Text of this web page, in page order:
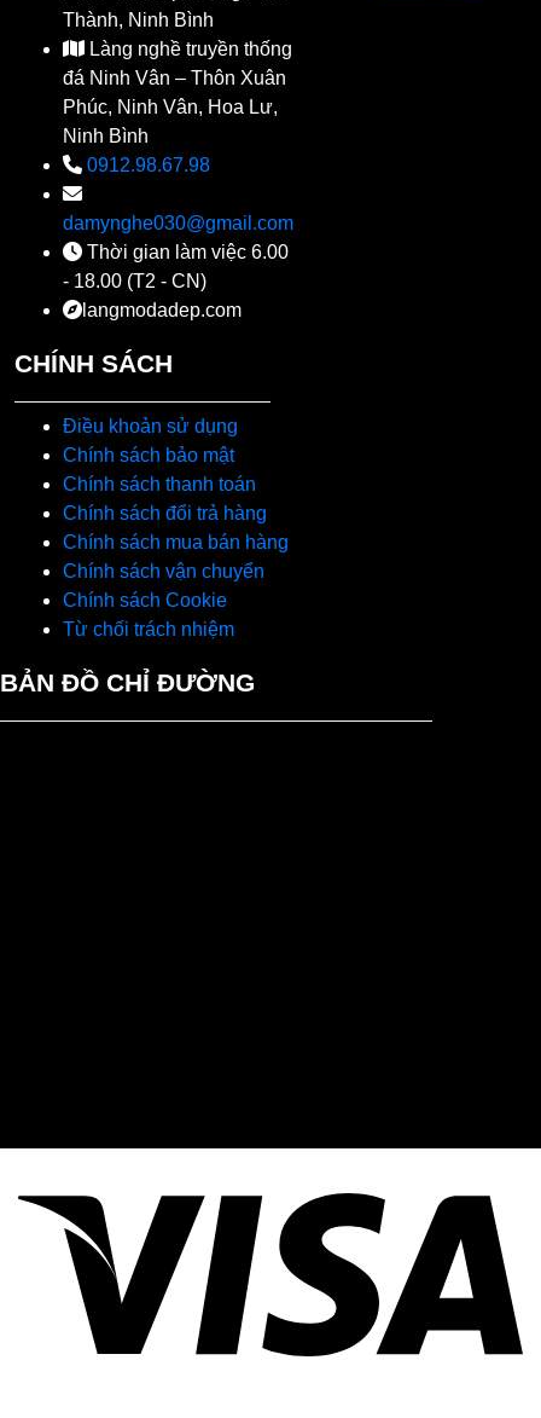
Thành, Ninh Bình
Làng nghề truyền thống
đá Ninh Vân – Thôn Xuân
Phúc, Ninh Vân, Hoa Lư,
Ninh Bình
0912.98.67.98
damynghe030@gmail.com
Thời gian làm việc 6.00
- 18.00 (T2 - CN)
langmodadep.com
CHÍNH SÁCH
Điều khoản sử dụng
Chính sách bảo mật
Chính sách thanh toán
Chính sách đổi trả hàng
Chính sách mua bán hàng
Chính sách vận chuyển
Chính sách Cookie
Từ chối trách nhiệm
BẢN ĐỒ CHỈ ĐƯỜNG